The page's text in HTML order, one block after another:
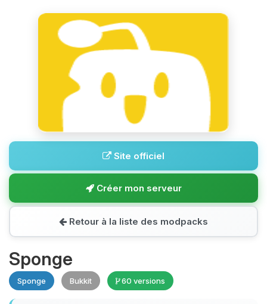
Site officiel
Créer mon serveur
Retour à la liste des modpacks
Sponge
Sponge Bukkit 60 versions